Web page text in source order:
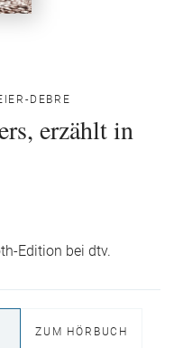
DEBRE
erzählt in
Edition bei dtv.
ZUM HÖRBUCH